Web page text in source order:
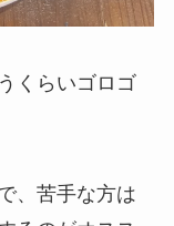
くらいゴロゴ
、苦手な方は